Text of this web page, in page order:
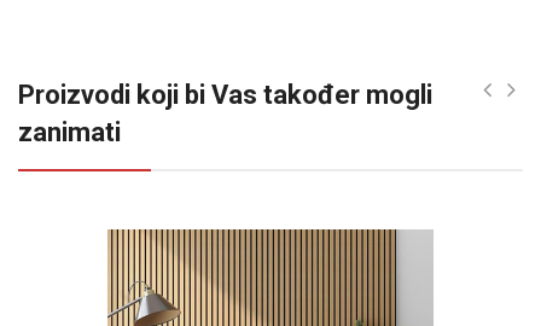
Proizvodi koji bi Vas također mogli
zanimati